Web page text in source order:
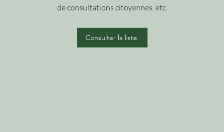
de consultations citoyennes, etc.
Consulter la liste